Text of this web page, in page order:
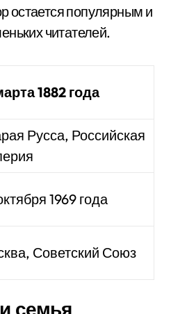
остается популярным и
читателей.
1882 года
Русса, Российская
1969 года
Советский Союз
семья